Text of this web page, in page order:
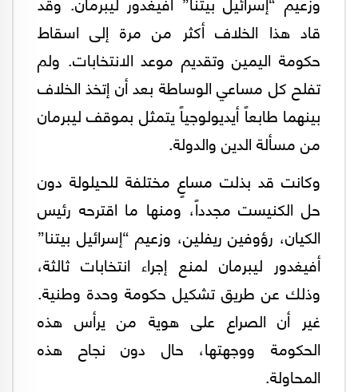
قاد هذا الخلاف أكثر من مرة إلى اسقاط
حكومة اليمين وتقديم موعد الانتخابات. ولم
تفلح كل مساعي الوساطة بعد أن إتخذ الخلاف
بينهما طابعاً أيديولوجياً يتمثل بموقف ليبرمان
من مسألة الدين والدولة.
وكانت قد بذلت مساعٍ مختلفة للحيلولة دون
حل الكنيست مجدداً، ومنها ما اقترحه رئيس
الكيان، رؤوفين ريفلين، وزعيم “إسرائيل بيتنا”
أفيغدور ليبرمان لمنع إجراء انتخابات ثالثة،
وذلك عن طريق تشكيل حكومة وحدة وطنية.
غير أن الصراع على هوية من يرأس هذه
الحكومة ووجهتها، حال دون نجاح هذه
المحاولة.